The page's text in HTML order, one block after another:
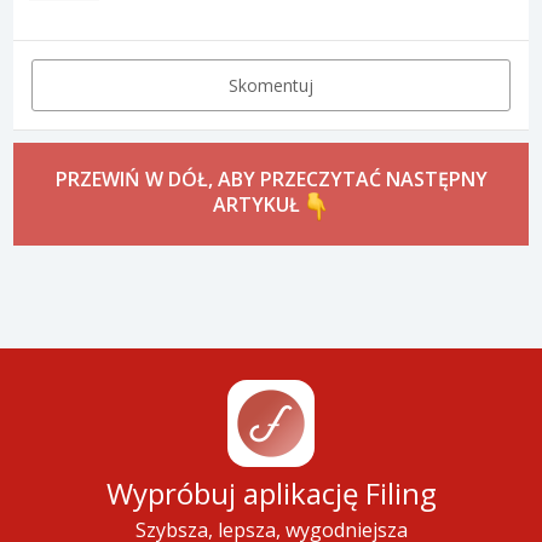
Skomentuj
PRZEWIŃ W DÓŁ, ABY PRZECZYTAĆ NASTĘPNY
ARTYKUŁ
Wypróbuj aplikację Filing
Szybsza, lepsza, wygodniejsza